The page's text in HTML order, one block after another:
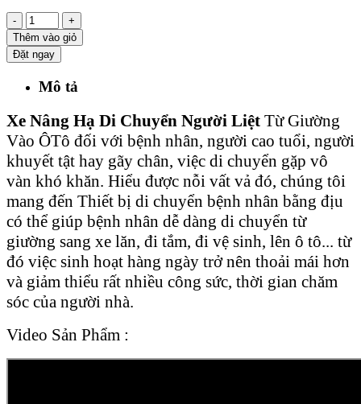
-
+
Thêm vào giỏ
Đặt ngay
Mô tả
Xe Nâng Hạ Di Chuyển Người Liệt Từ Giường
Vào ÔTô đối với bệnh nhân, người cao tuổi, người
khuyết tật hay gãy chân, việc di chuyển gặp vô
vàn khó khăn. Hiểu được nỗi vất vả đó, chúng tôi
mang đến Thiết bị di chuyển bệnh nhân bằng địu
có thể giúp bệnh nhân dễ dàng di chuyển từ
giường sang xe lăn, đi tắm, đi vệ sinh, lên ô tô... từ
đó việc sinh hoạt hàng ngày trở nên thoải mái hơn
và giảm thiểu rất nhiều công sức, thời gian chăm
sóc của người nhà.
Video Sản Phẩm :